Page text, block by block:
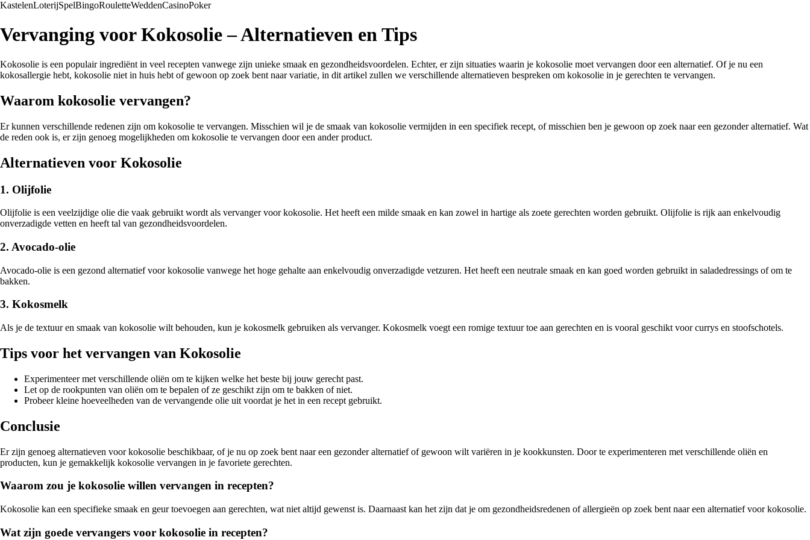
KastelenLoterijSpelBingoRouletteWeddenCasinoPoker
Vervanging voor Kokosolie – Alternatieven en Tips
Kokosolie is een populair ingrediënt in veel recepten vanwege zijn unieke smaak en gezondheidsvoordelen. Echter, er zijn situaties waarin je kokosolie moet vervangen door een alternatief. Of je nu een
kokosallergie hebt, kokosolie niet in huis hebt of gewoon op zoek bent naar variatie, in dit artikel zullen we verschillende alternatieven bespreken om kokosolie in je gerechten te vervangen.
Waarom kokosolie vervangen?
Er kunnen verschillende redenen zijn om kokosolie te vervangen. Misschien wil je de smaak van kokosolie vermijden in een specifiek recept, of misschien ben je gewoon op zoek naar een gezonder alternatief. Wat
de reden ook is, er zijn genoeg mogelijkheden om kokosolie te vervangen door een ander product.
Alternatieven voor Kokosolie
1. Olijfolie
Olijfolie is een veelzijdige olie die vaak gebruikt wordt als vervanger voor kokosolie. Het heeft een milde smaak en kan zowel in hartige als zoete gerechten worden gebruikt. Olijfolie is rijk aan enkelvoudig
onverzadigde vetten en heeft tal van gezondheidsvoordelen.
2. Avocado-olie
Avocado-olie is een gezond alternatief voor kokosolie vanwege het hoge gehalte aan enkelvoudig onverzadigde vetzuren. Het heeft een neutrale smaak en kan goed worden gebruikt in saladedressings of om te
bakken.
3. Kokosmelk
Als je de textuur en smaak van kokosolie wilt behouden, kun je kokosmelk gebruiken als vervanger. Kokosmelk voegt een romige textuur toe aan gerechten en is vooral geschikt voor currys en stoofschotels.
Tips voor het vervangen van Kokosolie
Experimenteer met verschillende oliën om te kijken welke het beste bij jouw gerecht past.
Let op de rookpunten van oliën om te bepalen of ze geschikt zijn om te bakken of niet.
Probeer kleine hoeveelheden van de vervangende olie uit voordat je het in een recept gebruikt.
Conclusie
Er zijn genoeg alternatieven voor kokosolie beschikbaar, of je nu op zoek bent naar een gezonder alternatief of gewoon wilt variëren in je kookkunsten. Door te experimenteren met verschillende oliën en
producten, kun je gemakkelijk kokosolie vervangen in je favoriete gerechten.
Waarom zou je kokosolie willen vervangen in recepten?
Kokosolie kan een specifieke smaak en geur toevoegen aan gerechten, wat niet altijd gewenst is. Daarnaast kan het zijn dat je om gezondheidsredenen of allergieën op zoek bent naar een alternatief voor kokosolie.
Wat zijn goede vervangers voor kokosolie in recepten?